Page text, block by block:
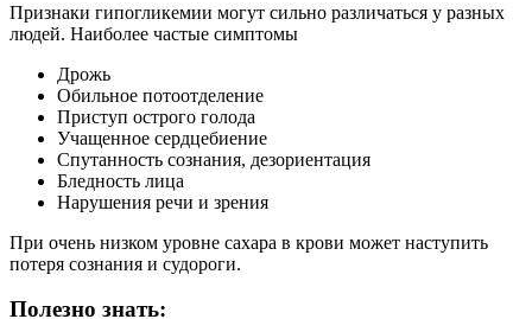
Признаки гипогликемии могут сильно различаться у разных
людей. Наиболее частые симптомы
Дрожь
Обильное потоотделение
Приступ острого голода
Учащенное сердцебиение
Спутанность сознания, дезориентация
Бледность лица
Нарушения речи и зрения
При очень низком уровне сахара в крови может наступить
потеря сознания и судороги.
Полезно знать: